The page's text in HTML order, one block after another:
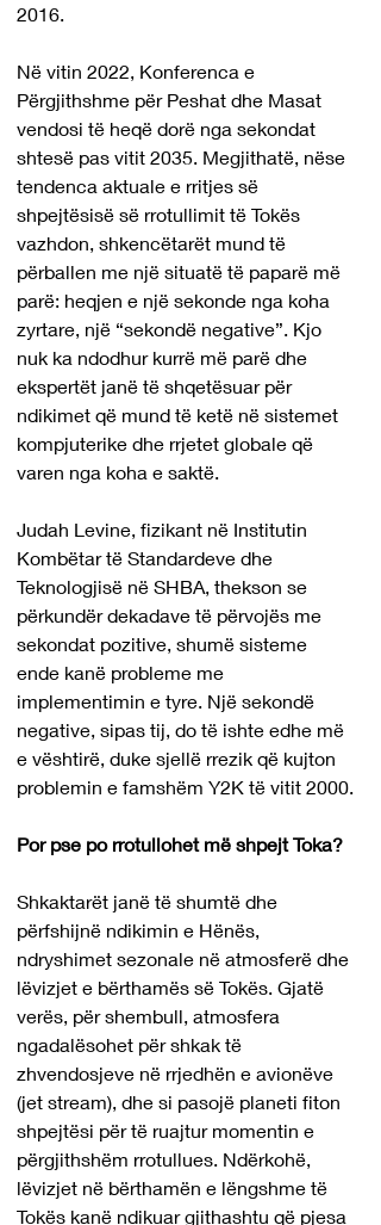
2016.
Në vitin 2022, Konferenca e
Përgjithshme për Peshat dhe Masat
vendosi të heqë dorë nga sekondat
shtesë pas vitit 2035. Megjithatë, nëse
tendenca aktuale e rritjes së
shpejtësisë së rrotullimit të Tokës
vazhdon, shkencëtarët mund të
përballen me një situatë të paparë më
parë: heqjen e një sekonde nga koha
zyrtare, një “sekondë negative”. Kjo
nuk ka ndodhur kurrë më parë dhe
ekspertët janë të shqetësuar për
ndikimet që mund të ketë në sistemet
kompjuterike dhe rrjetet globale që
varen nga koha e saktë.
Judah Levine, fizikant në Institutin
Kombëtar të Standardeve dhe
Teknologjisë në SHBA, thekson se
përkundër dekadave të përvojës me
sekondat pozitive, shumë sisteme
ende kanë probleme me
implementimin e tyre. Një sekondë
negative, sipas tij, do të ishte edhe më
e vështirë, duke sjellë rrezik që kujton
problemin e famshëm Y2K të vitit 2000.
Por pse po rrotullohet më shpejt Toka?
Shkaktarët janë të shumtë dhe
përfshijnë ndikimin e Hënës,
ndryshimet sezonale në atmosferë dhe
lëvizjet e bërthamës së Tokës. Gjatë
verës, për shembull, atmosfera
ngadalësohet për shkak të
zhvendosjeve në rrjedhën e avionëve
(jet stream), dhe si pasojë planeti fiton
shpejtësi për të ruajtur momentin e
përgjithshëm rrotullues. Ndërkohë,
lëvizjet në bërthamën e lëngshme të
Tokës kanë ndikuar gjithashtu që pjesa